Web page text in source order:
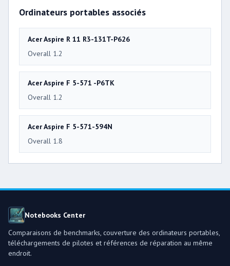
Ordinateurs portables associés
Acer Aspire R 11 R3-131T-P626
Overall 1.2
Acer Aspire F 5-571 -P6TK
Overall 1.2
Acer Aspire F 5-571-594N
Overall 1.8
Notebooks Center
Comparaisons de benchmarks, couverture des ordinateurs portables,
téléchargements de pilotes et références de réparation au même
endroit.